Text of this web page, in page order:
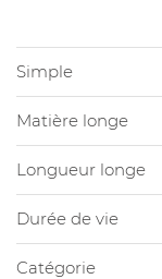
Simple
Matière longe
Longueur longe
Durée de vie
Catégorie